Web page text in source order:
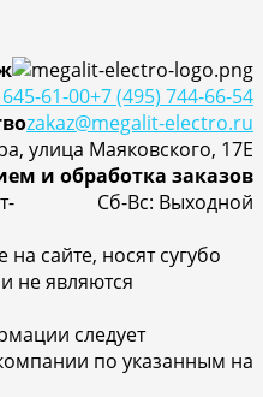
+7 (495) 744-66-54
61-00
zakaz@megalit-electro.ru
улица Маяковского, 17Е
и обработка заказов
Cб-Вс: Выходной
сайте, носят сугубо
не являются
следует
по указанным на